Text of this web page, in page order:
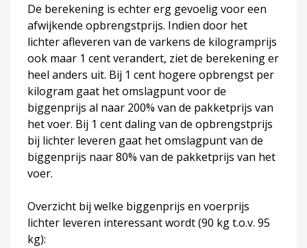
De berekening is echter erg gevoelig voor een
afwijkende opbrengstprijs. Indien door het
lichter afleveren van de varkens de kilogramprijs
ook maar 1 cent verandert, ziet de berekening er
heel anders uit. Bij 1 cent hogere opbrengst per
kilogram gaat het omslagpunt voor de
biggenprijs al naar 200% van de pakketprijs van
het voer. Bij 1 cent daling van de opbrengstprijs
bij lichter leveren gaat het omslagpunt van de
biggenprijs naar 80% van de pakketprijs van het
voer.
Overzicht bij welke biggenprijs en voerprijs
lichter leveren interessant wordt (90 kg t.o.v. 95
kg):